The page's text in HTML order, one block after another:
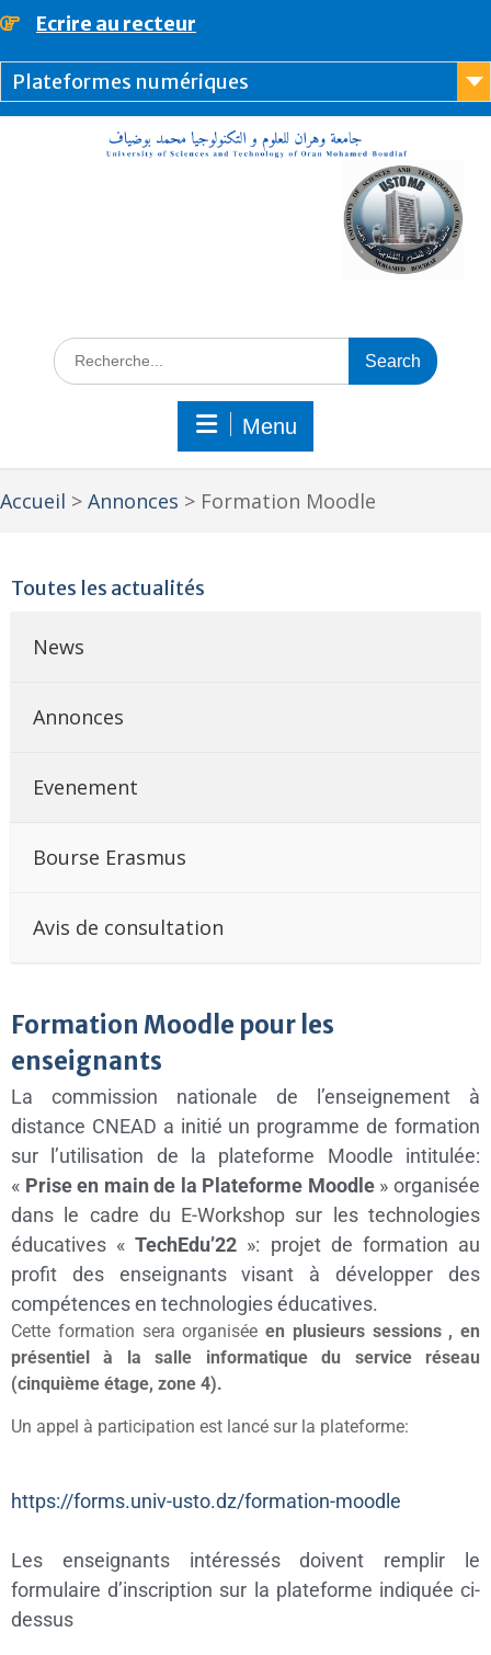
principal
Ecrire au recteur
Plateformes numériques
Menu
Accueil > Annonces > Formation Moodle
Toutes les actualités
News
Annonces
Evenement
Bourse Erasmus
Avis de consultation
Formation Moodle pour les
enseignants
La commission nationale de l’enseignement à
distance CNEAD a initié un programme de formation
sur l’utilisation de la plateforme Moodle intitulée:
« Prise en main de la Plateforme Moodle» organisée
dans le cadre du E-Workshop sur les technologies
éducatives « TechEdu’22 »: projet de formation au
profit des enseignants visant à développer des
compétences en technologies éducatives.
Cette formation sera organisée en plusieurs sessions , en
présentiel à la salle informatique du service réseau
(cinquième étage, zone 4).
Un appel à participation est lancé sur la plateforme:
https://forms.univ-usto.dz/formation-moodle
Les enseignants intéressés doivent remplir le
formulaire d’inscription sur la plateforme indiquée ci-
dessus